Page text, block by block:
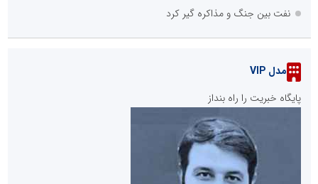
نفت بین جنگ و مذاکره گیر کرد
مدل VIP
پایگاه خبریت را راه بنداز